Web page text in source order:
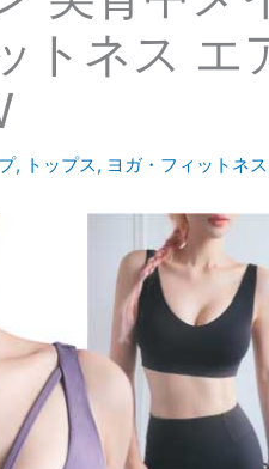
トネス エ
, トップス, ヨガ・フィットネス